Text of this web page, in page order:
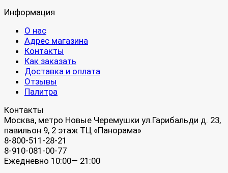
Информация
О нас
Адрес магазина
Контакты
Как заказать
Доставка и оплата
Отзывы
Палитра
Контакты
Москва, метро Новые Черемушки ул.Гарибальди д. 23,
павильон 9, 2 этаж ТЦ «Панорама»
8-800-511-28-21
8-910-081-00-77
Ежедневно 10:00— 21:00